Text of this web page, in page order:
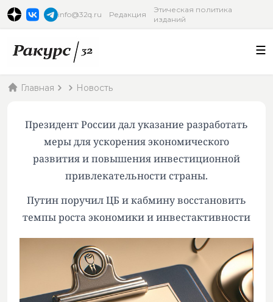
info@32q.ru Редакция
Этическая политика
изданий
Главная Новость
Президент России дал указание разработать
меры для ускорения экономического
развития и повышения инвестиционной
привлекательности страны.
Путин поручил ЦБ и кабмину восстановить
темпы роста экономики и инвестактивности